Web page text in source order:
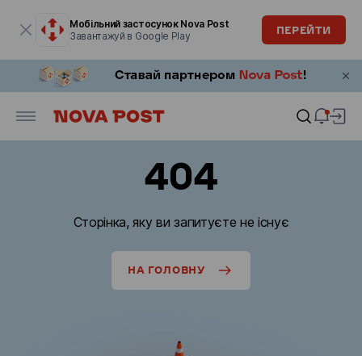
Мобільний застосунок Nova Post
Завантажуй в Google Play
ПЕРЕЙТИ
404
Сторінка, яку ви запитуєте не існує
НА ГОЛОВНУ